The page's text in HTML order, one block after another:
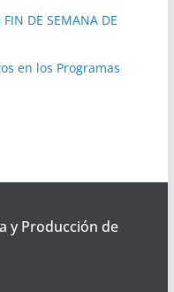
FIN DE SEMANA DE
en los Programas
y Producción de